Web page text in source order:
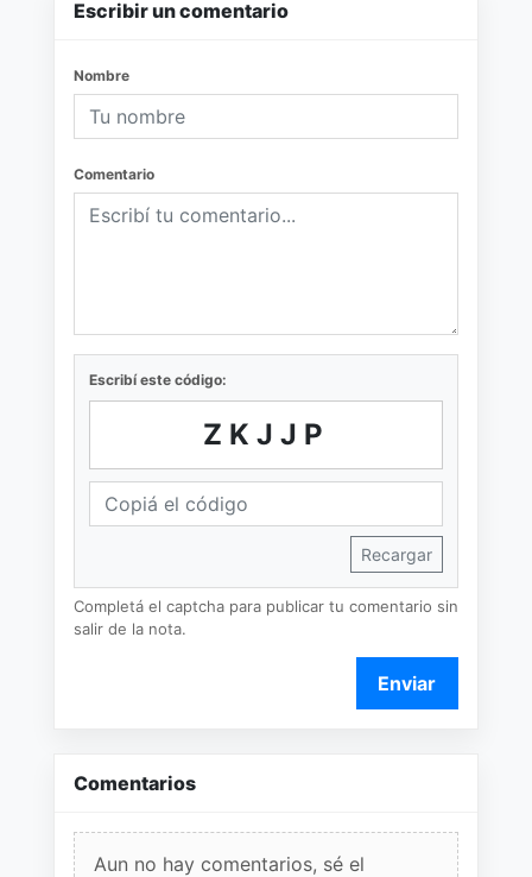
Escribir un comentario
Nombre
Comentario
Escribí este código:
ZKJJP
Recargar
Completá el captcha para publicar tu comentario sin
salir de la nota.
Enviar
Comentarios
Aun no hay comentarios, sé el